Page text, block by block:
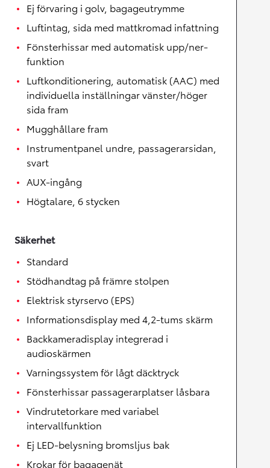
Ej förvaring i golv, bagageutrymme
Luftintag, sida med mattkromad infattning
Fönsterhissar med automatisk upp/ner-
funktion
Luftkonditionering, automatisk (AAC) med
individuella inställningar vänster/höger
sida fram
Mugghållare fram
Instrumentpanel undre, passagerarsidan,
svart
AUX-ingång
Högtalare, 6 stycken
Säkerhet
Standard
Stödhandtag på främre stolpen
Elektrisk styrservo (EPS)
Informationsdisplay med 4,2-tums skärm
Backkameradisplay integrerad i
audioskärmen
Varningssystem för lågt däcktryck
Fönsterhissar passagerarplatser låsbara
Vindrutetorkare med variabel
intervallfunktion
Ej LED-belysning bromsljus bak
Krokar för bagagenät